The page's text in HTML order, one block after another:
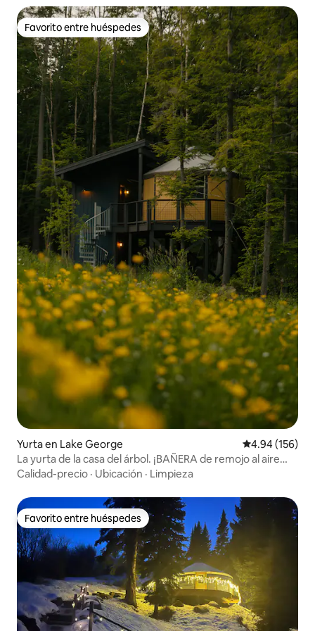
Favorito entre huéspedes
Favorito entre huéspedes
Yurta en Lake George Calificación
4.94 (156)
La yurta de la casa del árbol. ¡BAÑERA de remojo al aire
libre! Yurta este
Calidad-precio · Ubicación · Limpieza
Favorito entre huéspedes
Favorito entre huéspedes